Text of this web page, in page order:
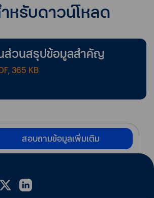
หรับดาวน์โหลด
ส่วนสรุปข้อมูลสำคัญ
365 KB
สอบถามข้อมูลเพิ่มเติม